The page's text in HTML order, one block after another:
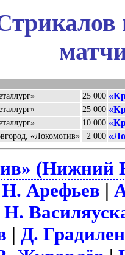
25 000
25 000
10 000
«Локомотив» 2 000
(Нижний
Н. Арефьев |
Н.
|Д.